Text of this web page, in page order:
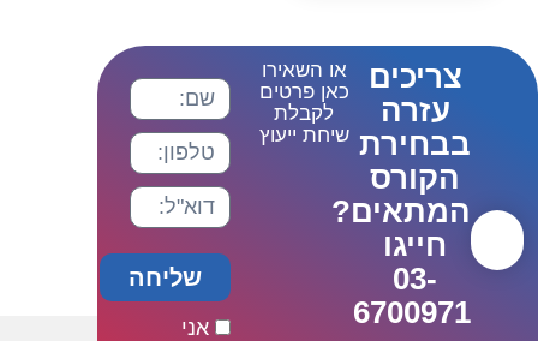
צריכים
עזרה
בבחירת
הקורס
המתאים?
חייגו
03-
6700971
או השאירו
כאן פרטים
לקבלת
שיחת ייעוץ
אני
שליחה